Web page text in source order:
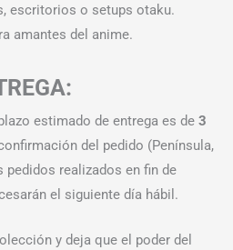
escritorios o setups otaku.
amantes del anime.
estimado de entrega es de 3
del pedido (Península,
pedidos realizados en fin de
el siguiente día hábil.
y deja que el poder del